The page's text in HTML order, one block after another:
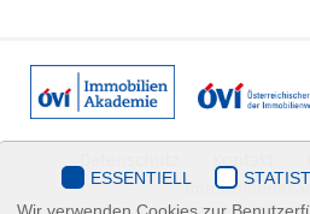
ESSENTIELL